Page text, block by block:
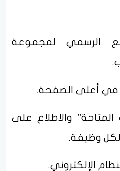
الرسمي لمجموعة
في أعلى الصفحة.
والاطلاع على
لكل وظيفة.
الإلكتروني.